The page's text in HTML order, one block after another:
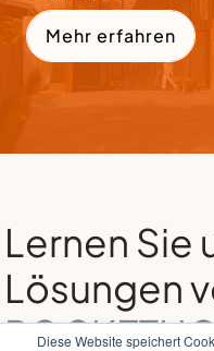
Diese Website speichert
Mehr erfahren
Lernen Sie
Lösungen